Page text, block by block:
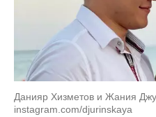
Данияр Хизметов и Жания
instagram.com/djurinskaya